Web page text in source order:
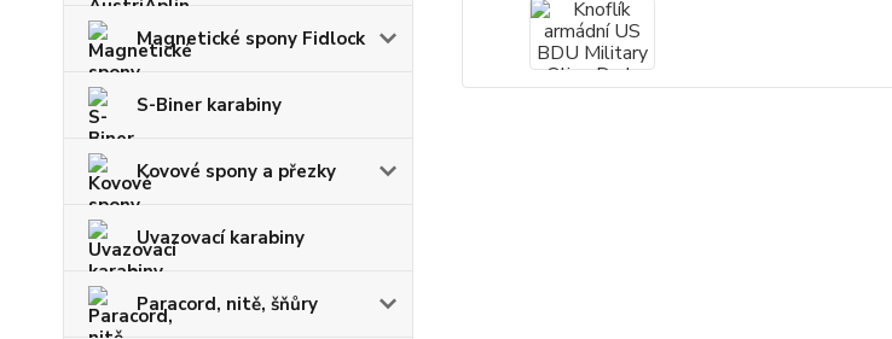
Magnetické spony Fidlock
S-Biner karabiny
Kovové spony a přezky
Uvazovací karabiny
Paracord, nitě, šňůry